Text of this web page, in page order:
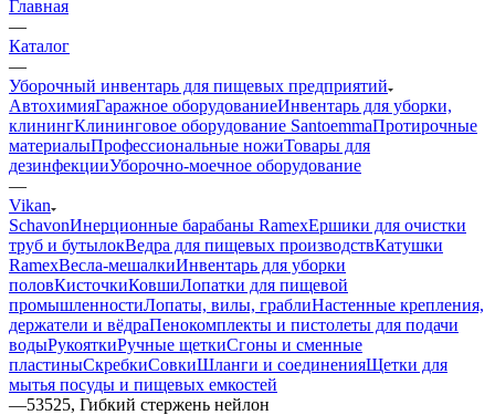
Главная
—
Каталог
—
Уборочный инвентарь для пищевых предприятий
АвтохимияГаражное оборудованиеИнвентарь для уборки,
клинингКлининговое оборудование SantoemmaПротирочные
материалыПрофессиональные ножиТовары для
дезинфекцииУборочно-моечное оборудование
—
Vikan
SchavonИнерционные барабаны RamexЕршики для очистки
труб и бутылокВедра для пищевых производствКатушки
RamexВесла-мешалкиИнвентарь для уборки
половКисточкиКовшиЛопатки для пищевой
промышленностиЛопаты, вилы, граблиНастенные крепления,
держатели и вёдраПенокомплекты и пистолеты для подачи
водыРукояткиРучные щеткиСгоны и сменные
пластиныСкребкиСовкиШланги и соединенияЩетки для
мытья посуды и пищевых емкостей
—53525, Гибкий стержень нейлон